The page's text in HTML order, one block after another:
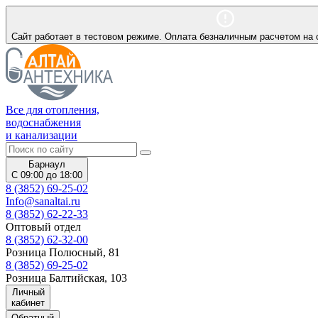
Сайт работает в тестовом режиме. Оплата безналичным расчетом на
Все для отопления,
водоснабжения
и канализации
Барнаул
С 09:00 до 18:00
8 (3852) 69-25-02
Info@sanaltai.ru
8 (3852) 62-22-33
Оптовый отдел
8 (3852) 62-32-00
Розница Полюсный, 81
8 (3852) 69-25-02
Розница Балтийская, 103
Личный
кабинет